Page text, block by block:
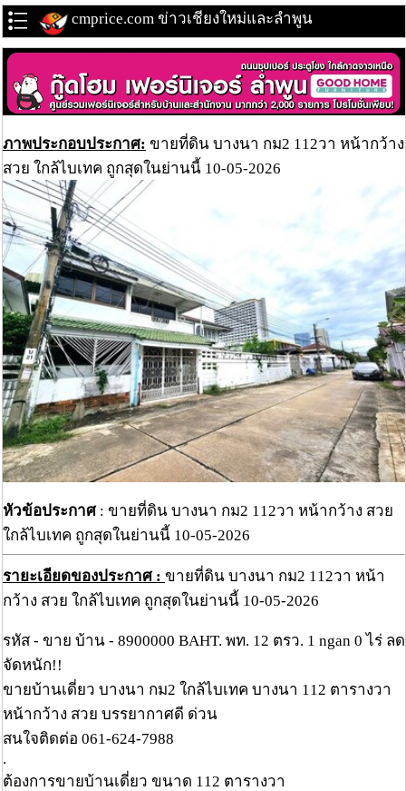
cmprice.com ข่าวเชียงใหม่และลำพูน
ภาพประกอบประกาศ: ขายที่ดิน บางนา กม2 112วา หน้ากว้าง
สวย ใกล้ไบเทค ถูกสุดในย่านนี้ 10-05-2026
หัวข้อประกาศ: ขายที่ดิน บางนา กม2 112วา หน้ากว้าง สวย
ใกล้ไบเทค ถูกสุดในย่านนี้ 10-05-2026
รายะเอียดของประกาศ : ขายที่ดิน บางนา กม2 112วา หน้า
กว้าง สวย ใกล้ไบเทค ถูกสุดในย่านนี้ 10-05-2026
รหัส - ขาย บ้าน - 8900000 BAHT. พท. 12 ตรว. 1 ngan 0 ไร่ ลด
จัดหนัก!!
ขายบ้านเดี่ยว บางนา กม2 ใกล้ไบเทค บางนา 112 ตารางวา
หน้ากว้าง สวย บรรยากาศดี ด่วน
สนใจติดต่อ 061-624-7988
.
ต้องการขายบ้านเดี่ยว ขนาด 112 ตารางวา